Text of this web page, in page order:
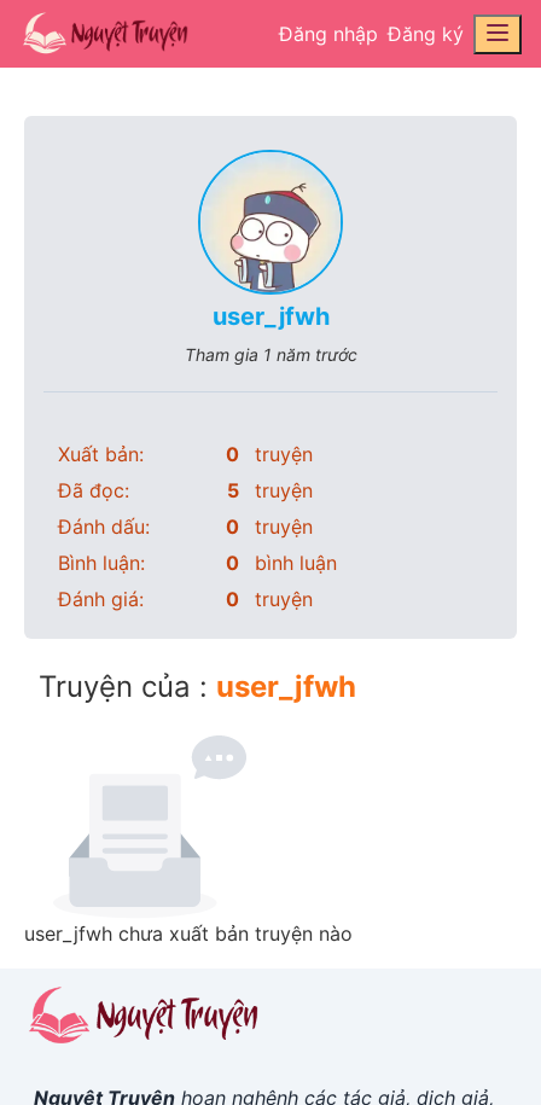
Đăng nhập Đăng ký
user_jfwh
Tham gia 1 năm trước
Xuất bản: 0
truyện
Đã đọc:
5
truyện
Đánh dấu:
0
truyện
Bình luận:
0
bình luận
Đánh giá:
0 truyện
Truyện của : user_jfwh
user_jfwh chưa xuất bản truyện nào
Nguyệt Truyện hoan nghênh các tác giả, dịch giả,